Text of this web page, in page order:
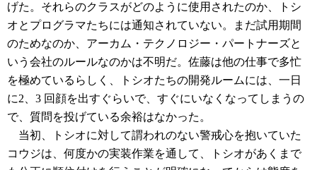
げた。それらのクラスがどのように使用されたのか、トシ
オとプログラマたちには通知されていない。まだ試用期間
のためなのか、アーカム・テクノロジー・パートナーズと
いう会社のルールなのかは不明だ。佐藤は他の仕事で多忙
を極めているらしく、トシオたちの開発ルームには、一日
に2、3 回顔を出すぐらいで、すぐにいなくなってしまうの
で、質問を投げている余裕はなかった。
当初、トシオに対して謂われのない警戒心を抱いていた
コウジは、何度かの実装作業を通して、トシオがあくまで